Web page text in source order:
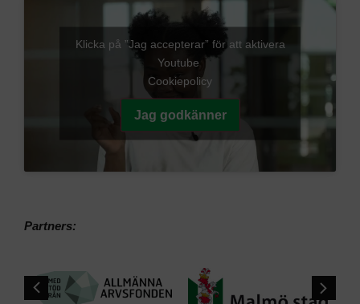
Klicka på ”Jag accepterar” för att aktivera
Youtube
Cookiepolicy
Jag godkänner
Partners: